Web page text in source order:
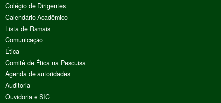
Colégio de Dirigentes
Calendário Acadêmico
Lista de Ramais
Comunicação
Ética
Comitê de Ética na Pesquisa
Agenda de autoridades
Auditoria
Ouvidoria e SIC